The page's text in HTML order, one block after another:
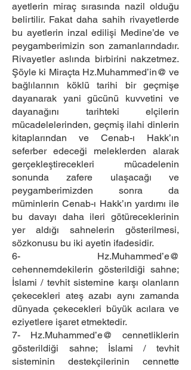
ayetlerin miraç sırasında nazil olduğu
belirtilir. Fakat daha sahih rivayetlerde
bu ayetlerin inzal edilişi Medine’de ve
peygamberimizin son zamanlarındadır.
Rivayetler aslında birbirini nakzetmez.
Şöyle ki Miraçta Hz.Muhammed’in@ ve
bağlılarının köklü tarihi bir geçmişe
dayanarak yani gücünü kuvvetini ve
dayanağını tarihteki elçilerin
mücadelelerinden, geçmiş ilahi dinlerin
kitaplarından ve Cenab-ı Hakk’ın
seferber edeceği meleklerden alarak
gerçekleştirecekleri mücadelenin
sonunda zafere ulaşacağı ve
peygamberimizden sonra da
müminlerin Cenab-ı Hakk’ın yardımı ile
bu davayı daha ileri götüreceklerinin
yer aldığı sahnelerin gösterilmesi,
sözkonusu bu iki ayetin ifadesidir.
6- Hz.Muhammed’e@
cehennemdekilerin gösterildiği sahne;
İslami / tevhit sistemine karşı olanların
çekecekleri ateş azabı aynı zamanda
dünyada çekecekleri büyük acılara ve
eziyetlere işaret etmektedir.
7- Hz.Muhammed’e@ cennetliklerin
gösterildiği sahne; İslami / tevhit
sisteminin destekçilerinin cennette